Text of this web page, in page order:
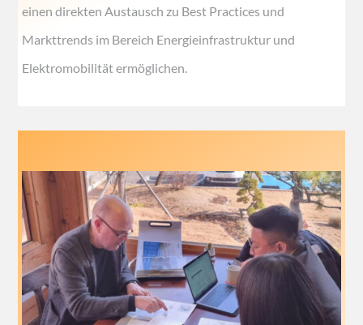
einen direkten Austausch zu Best Practices und
Markttrends im Bereich Energieinfrastruktur und
Elektromobilität ermöglichen.